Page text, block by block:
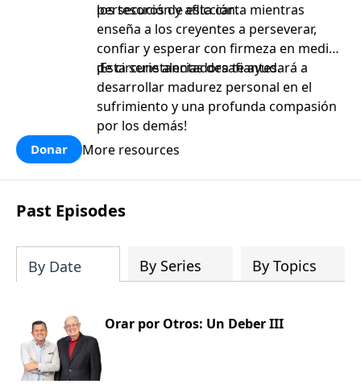
persecución y aflicción.
los tesoros de esta carta mientras
enseña a los creyentes a perseverar,
confiar y esperar con firmeza en medio
de circunstancias desafiantes.
¡Esta serie alentadora te ayudará a
desarrollar madurez personal en el
sufrimiento y una profunda compasión
por los demás!
Donar More resources
Past Episodes
By Date By Series By Topics
Orar por Otros: Un Deber III